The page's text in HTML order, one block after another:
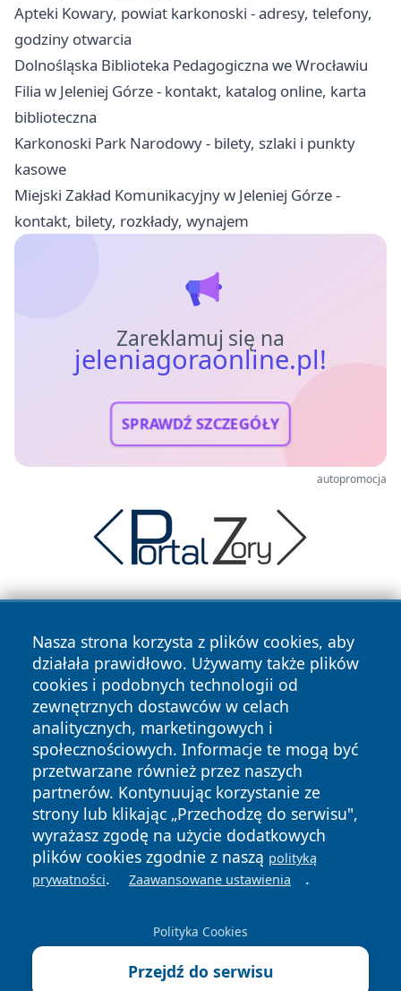
Apteki Kowary, powiat karkonoski - adresy, telefony,
godziny otwarcia
Dolnośląska Biblioteka Pedagogiczna we Wrocławiu
Filia w Jeleniej Górze - kontakt, katalog online, karta
biblioteczna
Karkonoski Park Narodowy - bilety, szlaki i punkty
kasowe
Miejski Zakład Komunikacyjny w Jeleniej Górze -
kontakt, bilety, rozkłady, wynajem
Zareklamuj się na
jeleniagoraonline.pl!
SPRAWDŹ SZCZEGÓŁY
autopromocja
Nasza strona korzysta z plików cookies, aby
działała prawidłowo. Używamy także plików
cookies i podobnych technologii od
zewnętrznych dostawców w celach
analitycznych, marketingowych i
społecznościowych. Informacje te mogą być
przetwarzane również przez naszych
partnerów. Kontynuując korzystanie ze
strony lub klikając „Przechodzę do serwisu",
wyrażasz zgodę na użycie dodatkowych
plików cookies zgodnie z naszą polityką
prywatności. Zaawansowane ustawienia .
Polityka Cookies
Przejdź do serwisu
Copyright © 2026 jeleniagoraonline.pl Wszystkie prawa
zastrzeżone.
News Autorzy
Polityka
Prywatności
Polityka
Cookies